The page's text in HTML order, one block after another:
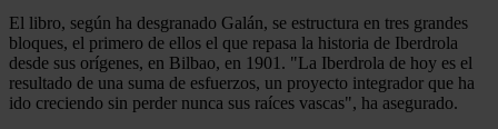
El libro, según ha desgranado Galán, se estructura en tres grandes
bloques, el primero de ellos el que repasa la historia de Iberdrola
desde sus orígenes, en Bilbao, en 1901. "La Iberdrola de hoy es el
resultado de una suma de esfuerzos, un proyecto integrador que ha
ido creciendo sin perder nunca sus raíces vascas", ha asegurado.